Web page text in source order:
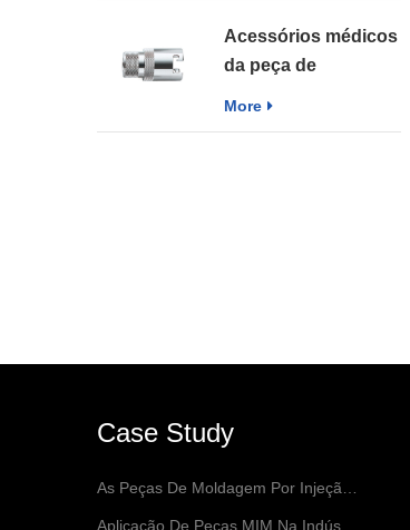
precisão MIM
Acessórios médicos
da peça de
More
Case Study